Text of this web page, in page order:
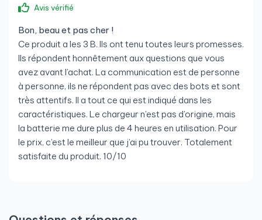
Avis vérifié
Bon, beau et pas cher !
Ce produit a les 3 B. Ils ont tenu toutes leurs promesses.
Ils répondent honnêtement aux questions que vous
avez avant l’achat. La communication est de personne
à personne, ils ne répondent pas avec des bots et sont
très attentifs. Il a tout ce qui est indiqué dans les
caractéristiques. Le chargeur n’est pas d’origine, mais
la batterie me dure plus de 4 heures en utilisation. Pour
le prix, c’est le meilleur que j’ai pu trouver. Totalement
satisfaite du produit. 10/10